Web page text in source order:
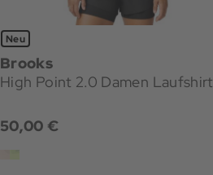
Neu
Brooks
High Point 2.0 Damen Laufshirt
50,00 €